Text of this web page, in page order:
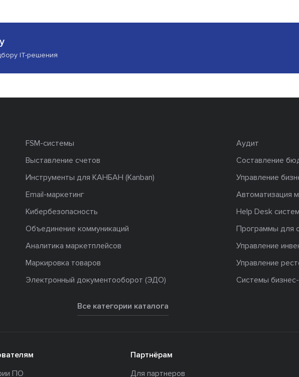
IT-решения
FSM-системы
Аудит
Выставление счетов
Составление
Инструменты для КАНБАН (Kanban)
Управление
Email-маркетинг
Автоматизация
Кибербезопасность
Help Desk
Объединение коммуникаций
Программы для
Аналитика маркетплейсов
Управление
Маркировка товаров
Управление
Электронный документооборот (ЭДО) Системы бизнес-
Все категории каталога
ПО
Партнёрам
Для партнеров